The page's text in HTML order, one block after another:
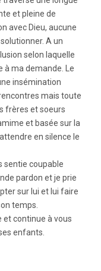
et pleine de
avec Dieu, aucune
A un
selon laquelle
à ma demande. Le
insémination
mais toute
frères et soeurs
et basée sur la
en silence le
sentie coupable
pardon et je prie
sur lui et lui faire
temps.
et continue à vous
enfants.